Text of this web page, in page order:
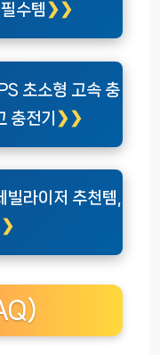
수템
초소형 고속 충
충전기
빌라이저 추천템,